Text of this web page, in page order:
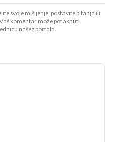
svoje mišljenje, postavite pitanja ili
komentar može potaknuti
našeg portala.